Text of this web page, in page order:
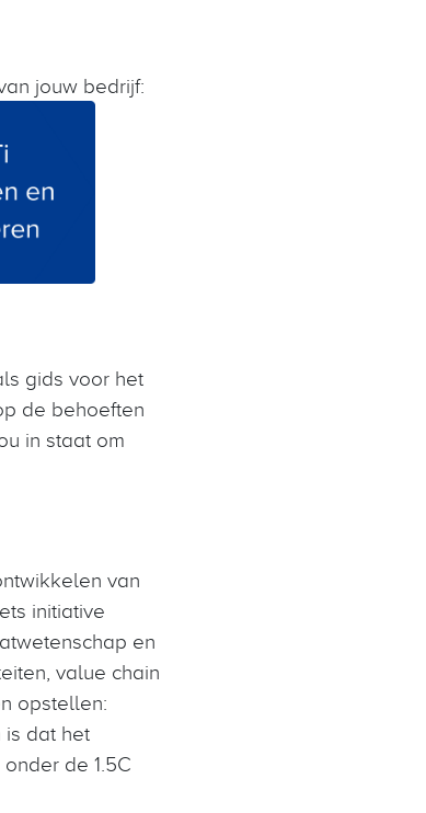
jouw bedrijf:
gids voor het
de behoeften
in staat om
van
initiative
en
value chain
opstellen:
is dat het
de 1.5C